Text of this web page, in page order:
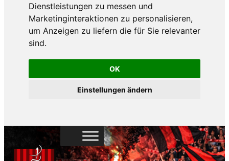
Dienstleistungen zu messen und
Marketinginteraktionen zu personalisieren,
um Anzeigen zu liefern die für Sie relevanter
sind.
OK
Einstellungen ändern